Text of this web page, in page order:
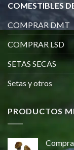
COMESTIBLES
COMPRAR DMT
COMPRAR LSD
SETAS SECAS
Setas y otros
PRODUCTOS